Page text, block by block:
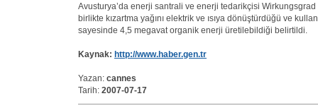
Avusturya’da enerji santrali ve enerji tedarikçisi
birlikte kızartma yağını elektrik ve ısıya dönüştürdüğü ve
sayesinde 4,5 megavat organik enerji üretilebildiği belirtildi.
Kaynak: http://www.haber.gen.tr
Yazan: cannes
Tarih: 2007-07-17